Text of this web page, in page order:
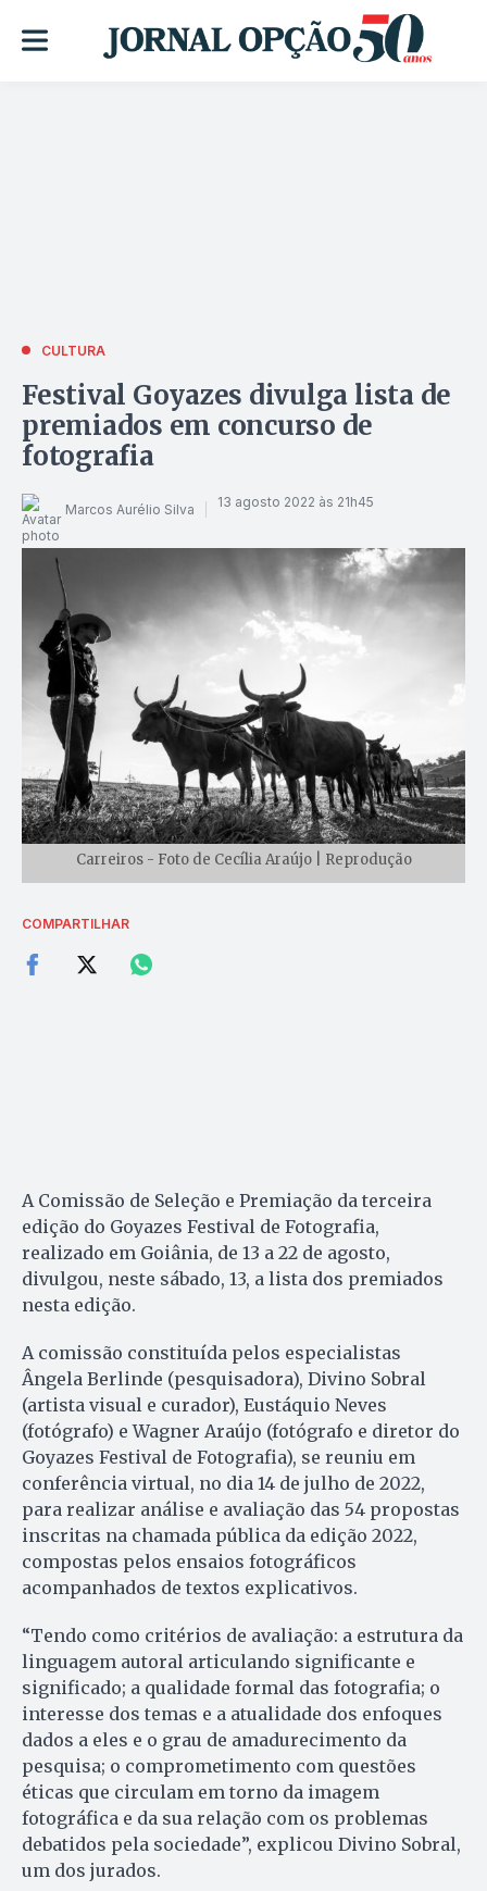
CULTURA
Festival Goyazes divulga lista de
premiados em concurso de
fotografia
Marcos Aurélio Silva 13 agosto 2022 às 21h45
Carreiros - Foto de Cecília Araújo | Reprodução
COMPARTILHAR
A Comissão de Seleção e Premiação da terceira
edição do Goyazes Festival de Fotografia,
realizado em Goiânia, de 13 a 22 de agosto,
divulgou, neste sábado, 13, a lista dos premiados
nesta edição.
A comissão constituída pelos especialistas
Ângela Berlinde (pesquisadora), Divino Sobral
(artista visual e curador), Eustáquio Neves
(fotógrafo) e Wagner Araújo (fotógrafo e diretor do
Goyazes Festival de Fotografia), se reuniu em
conferência virtual, no dia 14 de julho de 2022,
para realizar análise e avaliação das 54 propostas
inscritas na chamada pública da edição 2022,
compostas pelos ensaios fotográficos
acompanhados de textos explicativos.
“Tendo como critérios de avaliação: a estrutura da
linguagem autoral articulando significante e
significado; a qualidade formal das fotografia; o
interesse dos temas e a atualidade dos enfoques
dados a eles e o grau de amadurecimento da
pesquisa; o comprometimento com questões
éticas que circulam em torno da imagem
fotográfica e da sua relação com os problemas
debatidos pela sociedade”, explicou Divino Sobral,
um dos jurados.